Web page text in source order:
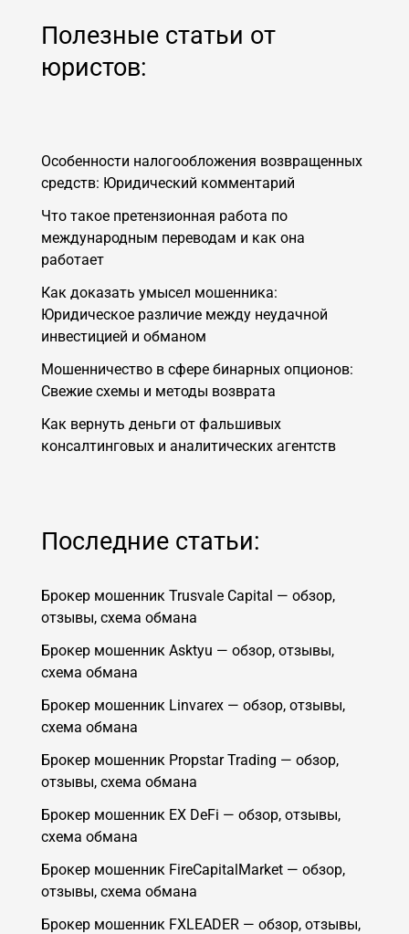
Полезные статьи от
юристов:
Особенности налогообложения возвращенных
средств: Юридический комментарий
Что такое претензионная работа по
международным переводам и как она
работает
Как доказать умысел мошенника:
Юридическое различие между неудачной
инвестицией и обманом
Мошенничество в сфере бинарных опционов:
Свежие схемы и методы возврата
Как вернуть деньги от фальшивых
консалтинговых и аналитических агентств
Последние статьи:
Брокер мошенник Trusvale Capital — обзор,
отзывы, схема обмана
Брокер мошенник Asktyu — обзор, отзывы,
схема обмана
Брокер мошенник Linvarex — обзор, отзывы,
схема обмана
Брокер мошенник Propstar Trading — обзор,
отзывы, схема обмана
Брокер мошенник EX DeFi — обзор, отзывы,
схема обмана
Брокер мошенник FireCapitalMarket — обзор,
отзывы, схема обмана
Брокер мошенник FXLEADER — обзор, отзывы,